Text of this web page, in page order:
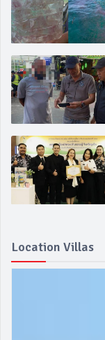
Location Villas